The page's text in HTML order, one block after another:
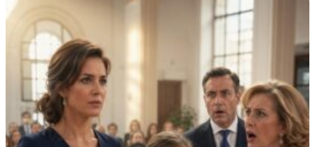
mi esposo confesando que no tenía dinero y que yo
había pagado casi todo.